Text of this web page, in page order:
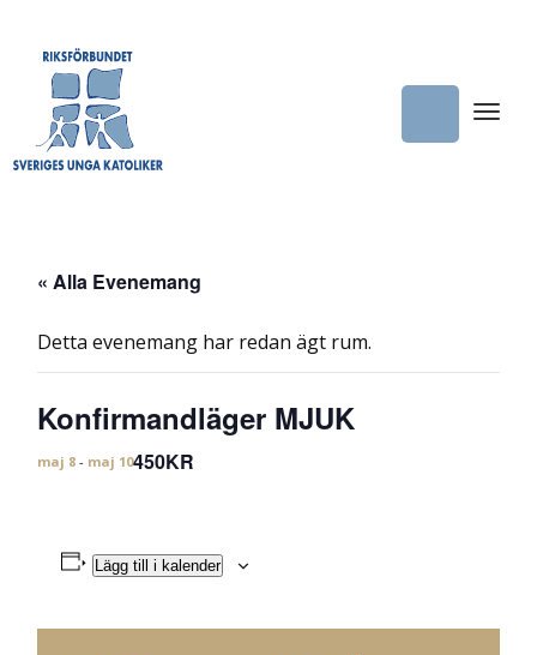
« Alla Evenemang
Detta evenemang har redan ägt rum.
Konfirmandläger MJUK
maj 8 - maj 10450KR
Lägg till i kalender